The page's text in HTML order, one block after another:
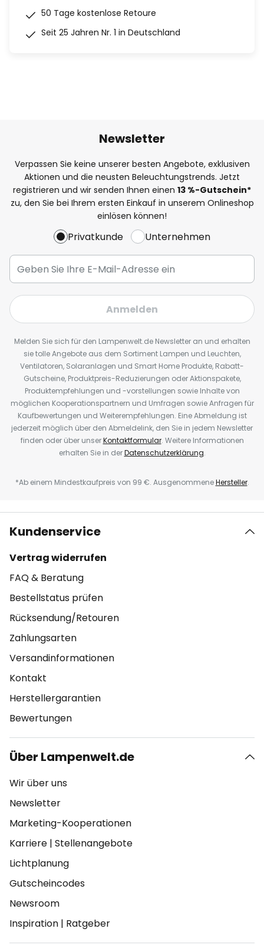
50 Tage kostenlose Retoure
Seit 25 Jahren Nr. 1 in Deutschland
Newsletter
Verpassen Sie keine unserer besten Angebote, exklusiven
Aktionen und die neusten Beleuchtungstrends. Jetzt
registrieren und wir senden Ihnen einen 13 %-Gutschein*
zu, den Sie bei Ihrem ersten Einkauf in unserem Onlineshop
einlösen können!
Privatkunde Unternehmen
Anmelden
Melden Sie sich für den Lampenwelt.de Newsletter an und erhalten
sie tolle Angebote aus dem Sortiment Lampen und Leuchten,
Ventilatoren, Solaranlagen und Smart Home Produkte, Rabatt-
Gutscheine, Produktpreis-Reduzierungen oder Aktionspakete,
Produktempfehlungen und -vorstellungen sowie Inhalte von
möglichen Kooperationspartnern und Umfragen sowie Anfragen für
Kaufbewertungen und Weiterempfehlungen. Eine Abmeldung ist
jederzeit möglich über den Abmeldelink, den Sie in jedem Newsletter
finden oder über unserKontaktformular. Weitere Informationen
erhalten Sie in derDatenschutzerklärung.
*Ab einem Mindestkaufpreis von 99 €. AusgenommeneHersteller.
Kundenservice
Vertrag widerrufen
FAQ & Beratung
Bestellstatus prüfen
Rücksendung/Retouren
Zahlungsarten
Versandinformationen
Kontakt
Herstellergarantien
Bewertungen
Über Lampenwelt.de
Wir über uns
Newsletter
Marketing-Kooperationen
Karriere | Stellenangebote
Lichtplanung
Gutscheincodes
Newsroom
Inspiration | Ratgeber